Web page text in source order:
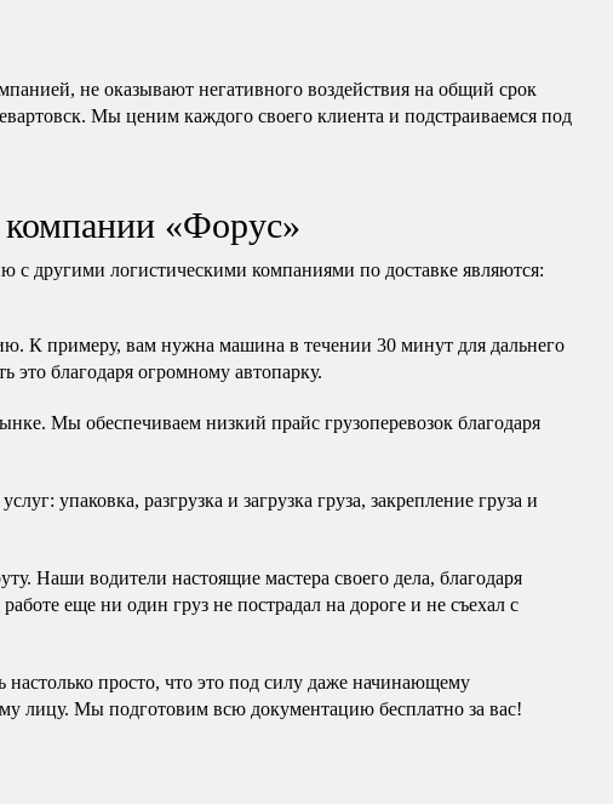
не оказывают негативного воздействия на общий срок
Мы ценим каждого своего клиента и подстраиваемся под
«Форус»
другими логистическими компаниями по доставке являются:
К примеру, вам нужна машина в течении 30 минут для дальнего
это благодаря огромному автопарку.
Мы обеспечиваем низкий прайс грузоперевозок благодаря
упаковка, разгрузка и загрузка груза, закрепление груза и
Наши водители настоящие мастера своего дела, благодаря
еще ни один груз не пострадал на дороге и не съехал с
настолько просто, что это под силу даже начинающему
лицу. Мы подготовим всю документацию бесплатно за вас!